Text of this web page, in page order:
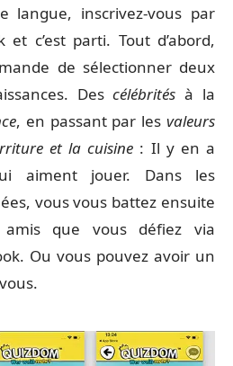
langue, inscrivez-vous par
et c’est parti. Tout d’abord,
de sélectionner deux
Descélébrités à la
, en passant par lesvaleurs
et la cuisine : Il y en a
aiment jouer. Dans les
vous vous battez ensuite
que vous défiez via
Ou vous pouvez avoir un